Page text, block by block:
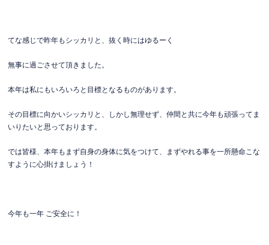
てな感じで昨年もシッカリと、抜く時にはゆるーく
無事に過ごさせて頂きました。
本年は私にもいろいろと目標となるものがあります。
その目標に向かいシッカリと、しかし無理せず、仲間と共に今年も頑張ってま
いりたいと思っております。
では皆様、本年もまず自身の身体に気をつけて、まずやれる事を一所懸命こな
すように心掛けましょう！
今年も一年 ご安全に！